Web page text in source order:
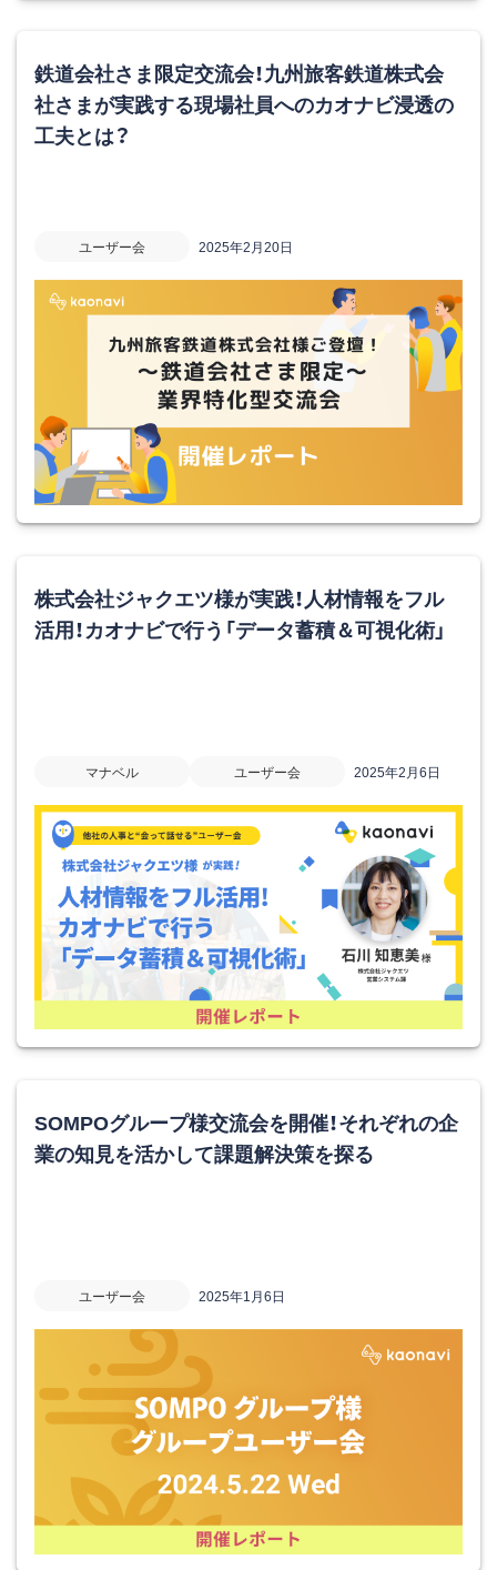
鉄道会社さま限定交流会！九州旅客鉄道株式会
社さまが実践する現場社員へのカオナビ浸透の
工夫とは？
ユーザー会 2025年2月20日
株式会社ジャクエツ様が実践！人材情報をフル
活用！カオナビで行う「データ蓄積＆可視化術」
マナベル ユーザー会 2025年2月6日
SOMPOグループ様交流会を開催！それぞれの企
業の知見を活かして課題解決策を探る
ユーザー会 2025年1月6日